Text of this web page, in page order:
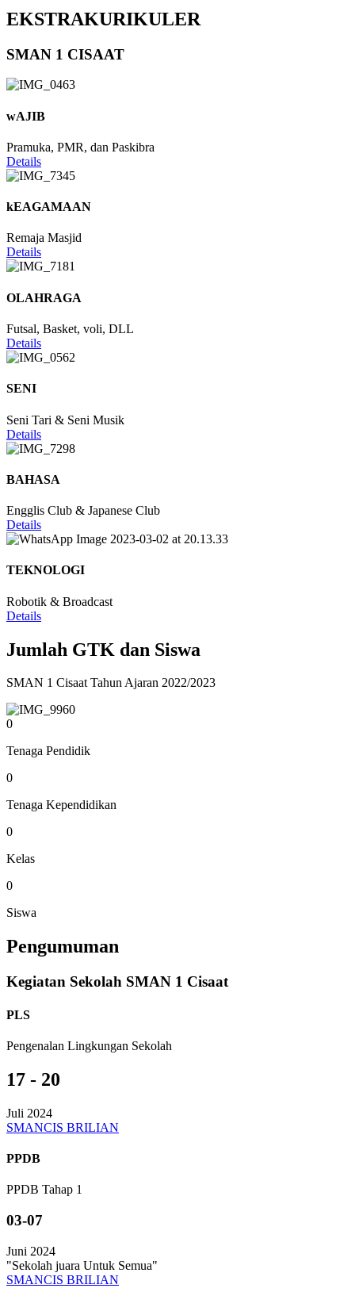
EKSTRAKURIKULER
SMAN 1 CISAAT
wAJIB
Pramuka, PMR, dan Paskibra
Details
kEAGAMAAN
Remaja Masjid
Details
OLAHRAGA
Futsal, Basket, voli, DLL
Details
SENI
Seni Tari & Seni Musik
Details
BAHASA
Engglis Club & Japanese Club
Details
TEKNOLOGI
Robotik & Broadcast
Details
Jumlah GTK dan Siswa
SMAN 1 Cisaat Tahun Ajaran 2022/2023
0
Tenaga Pendidik
0
Tenaga Kependidikan
0
Kelas
0
Siswa
Pengumuman
Kegiatan Sekolah SMAN 1 Cisaat
PLS
Pengenalan Lingkungan Sekolah
17 - 20
Juli 2024
SMANCIS BRILIAN
PPDB
PPDB Tahap 1
03-07
Juni 2024
"Sekolah juara Untuk Semua"
SMANCIS BRILIAN